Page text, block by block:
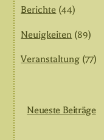
Berichte (44)
Neuigkeiten (89)
Veranstaltung (77)
Neueste Beiträge